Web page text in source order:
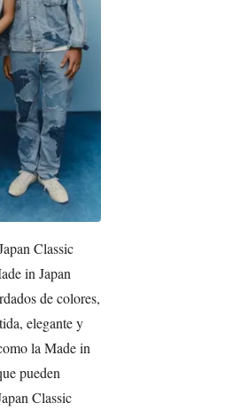
Classic
in Japan
de colores,
elegante y
la Made in
pueden
Classic